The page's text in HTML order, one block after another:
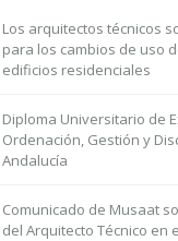
Los arquitectos técnicos
para los cambios de uso
edificios residenciales
Diploma Universitario de
Ordenación, Gestión y
Andalucía
Comunicado de Musaat
del Arquitecto Técnico en